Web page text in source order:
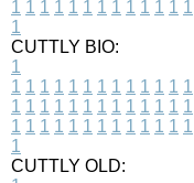
1 1 1 1 1 1 1 1 1 1 1 1 1
1
CUTTLY BIO:
1
1 1 1 1 1 1 1 1 1 1 1 1 1
1 1 1 1 1 1 1 1 1 1 1 1 1
1 1 1 1 1 1 1 1 1 1 1 1 1
1
CUTTLY OLD: